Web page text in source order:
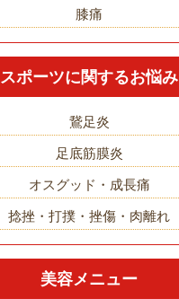
膝痛
スポーツに関するお悩み
鵞足炎
足底筋膜炎
オスグッド・成長痛
捻挫・打撲・挫傷・肉離れ
美容メニュー